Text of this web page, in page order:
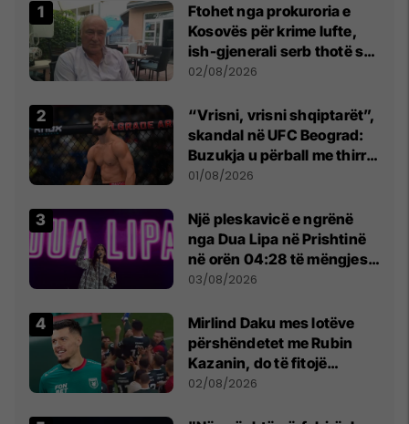
Ftohet nga prokuroria e
Kosovës për krime lufte,
ish-gjenerali serb thotë se
dikush e tradhtoi në
02/08/2026
“Vrisni, vrisni shqiptarët”,
skandal në UFC Beograd:
Buzukja u përball me thirrje
anti-shqiptare nga
01/08/2026
Një pleskavicë e ngrënë
nga Dua Lipa në Prishtinë
në orën 04:28 të mëngjesit
- dhe bota digjitale serbe
03/08/2026
Mirlind Daku mes lotëve
përshëndetet me Rubin
Kazanin, do të fitojë
miliona te Spartak Moska
02/08/2026